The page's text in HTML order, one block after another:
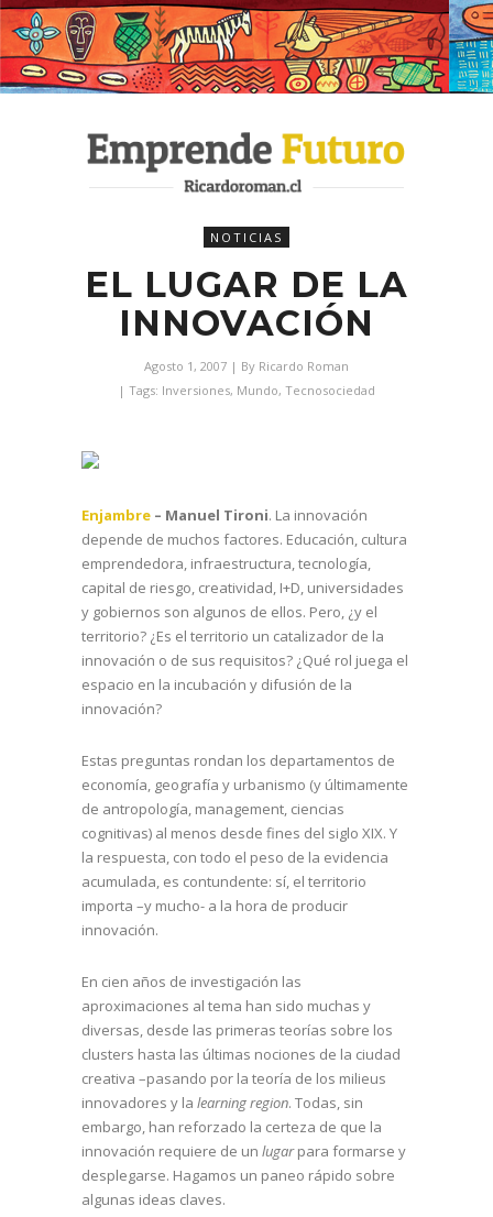
NOTICIAS
EL LUGAR DE LA
INNOVACIÓN
Agosto 1, 2007 | By Ricardo Roman
| Tags: Inversiones, Mundo, Tecnosociedad
Enjambre – Manuel Tironi. La innovación
depende de muchos factores. Educación, cultura
emprendedora, infraestructura, tecnología,
capital de riesgo, creatividad, I+D, universidades
y gobiernos son algunos de ellos. Pero, ¿y el
territorio? ¿Es el territorio un catalizador de la
innovación o de sus requisitos? ¿Qué rol juega el
espacio en la incubación y difusión de la
innovación?
Estas preguntas rondan los departamentos de
economía, geografía y urbanismo (y últimamente
de antropología, management, ciencias
cognitivas) al menos desde fines del siglo XIX. Y
la respuesta, con todo el peso de la evidencia
acumulada, es contundente: sí, el territorio
importa –y mucho- a la hora de producir
innovación.
En cien años de investigación las
aproximaciones al tema han sido muchas y
diversas, desde las primeras teorías sobre los
clusters hasta las últimas nociones de la ciudad
creativa –pasando por la teoría de los milieus
innovadores y la learning region. Todas, sin
embargo, han reforzado la certeza de que la
innovación requiere de un lugarpara formarse y
desplegarse. Hagamos un paneo rápido sobre
algunas ideas claves.